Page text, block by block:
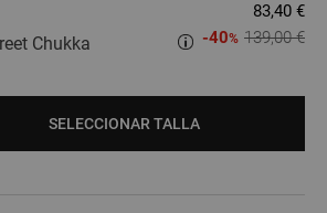
Chukka
83,40 €
139,00 €
-40%
SELECCIONAR TALLA